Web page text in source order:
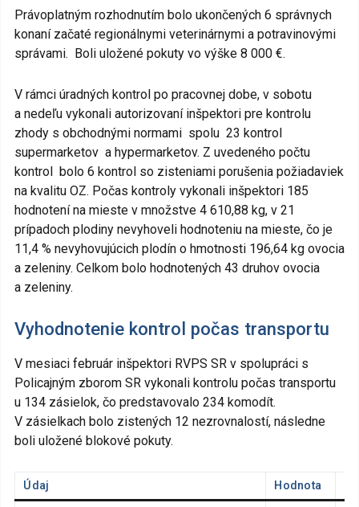
Právoplatným rozhodnutím bolo ukončených 6 správnych
konaní začaté regionálnymi veterinárnymi a potravinovými
správami. Boli uložené pokuty vo výške 8 000 €.
V rámci úradných kontrol po pracovnej dobe, v sobotu
a nedeľu vykonali autorizovaní inšpektori pre kontrolu
zhody s obchodnými normami spolu 23 kontrol
supermarketov a hypermarketov. Z uvedeného počtu
kontrol bolo 6 kontrol so zisteniami porušenia požiadaviek
na kvalitu OZ. Počas kontroly vykonali inšpektori 185
hodnotení na mieste v množstve 4 610,88 kg, v 21
prípadoch plodiny nevyhoveli hodnoteniu na mieste, čo je
11,4 % nevyhovujúcich plodín o hmotnosti 196,64 kg ovocia
a zeleniny. Celkom bolo hodnotených 43 druhov ovocia
a zeleniny.
Vyhodnotenie kontrol počas transportu
V mesiaci február inšpektori RVPS SR v spolupráci s
Policajným zborom SR vykonali kontrolu počas transportu
u 134 zásielok, čo predstavovalo 234 komodít.
V zásielkach bolo zistených 12 nezrovnalostí, následne
boli uložené blokové pokuty.
Údaj Hodnota